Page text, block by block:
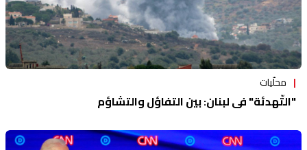
محلّيات
"التّهدئة" في لبنان: بين التفاؤل والتشاؤم